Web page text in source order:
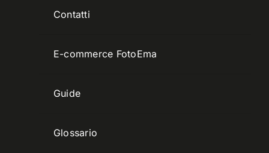
Contatti
E-commerce FotoEma
Guide
Glossario